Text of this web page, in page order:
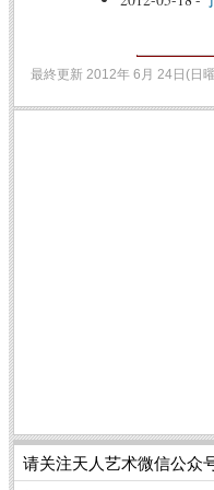
最終更新 2012年 6月 24日(日
请关注天人艺术微信公众